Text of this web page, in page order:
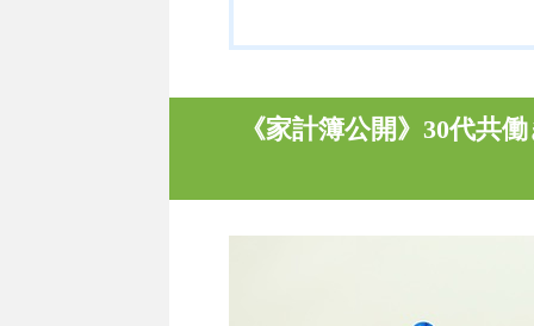
《家計簿公開》30代共